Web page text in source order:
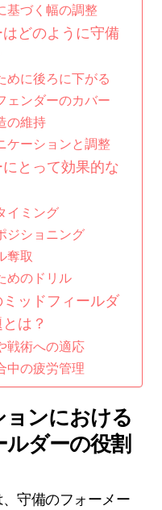
基づく幅の調整
どのように守備
めに後ろに下がる
ェンダーのカバー
の維持
ケーションと調整
とって効果的な
イミング
ジショニング
奪取
めのドリル
ッドフィールダ
は？
戦術への適応
中の疲労管理
ンにおける
ダーの役割
守備のフォーメー